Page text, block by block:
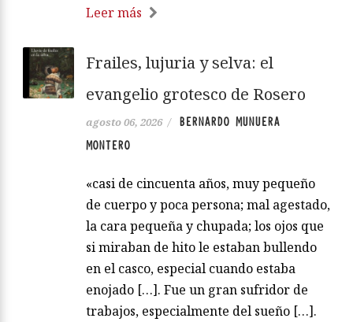
Leer más
Frailes, lujuria y selva: el
evangelio grotesco de Rosero
agosto 06, 2026 /
BERNARDO MUNUERA
MONTERO
«casi de cincuenta años, muy pequeño
de cuerpo y poca persona; mal agestado,
la cara pequeña y chupada; los ojos que
si miraban de hito le estaban bullendo
en el casco, especial cuando estaba
enojado […]. Fue un gran sufridor de
trabajos, especialmente del sueño […].